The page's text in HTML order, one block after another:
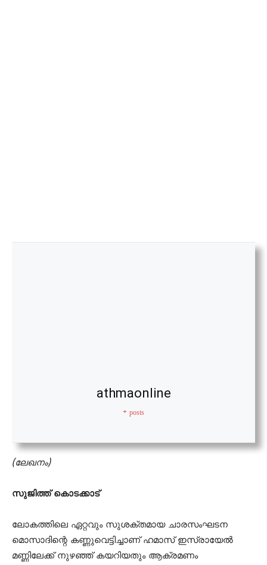
athmaonline
+ posts
(ലേഖനം)
സുജിത്ത് കൊടക്കാട്
ലോകത്തിലെ ഏറ്റവും സുശക്തമായ ചാരസംഘടന
മൊസാദിന്റെ കണ്ണുവെട്ടിച്ചാണ് ഹമാസ് ഇസ്രായേല്‍
മണ്ണിലേക്ക് നുഴഞ്ഞ് കയറിയതും ആക്രമണം